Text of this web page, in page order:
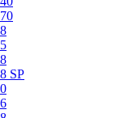
SP